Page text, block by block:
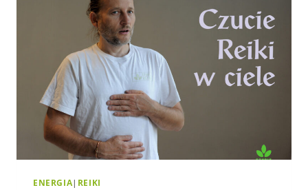
ENERGIA| REIKI